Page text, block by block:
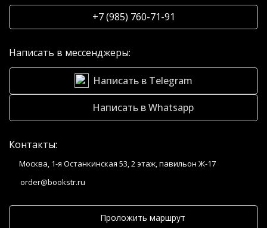
+7 (985) 760-71-91
Написать в мессенджеры:
Написать в Telegram
Написать в Whatsapp
Контакты:
Москва, 1-я Останкинская 53, 2 этаж, павильон Ж-17
order@bookstr.ru
Проложить маршрут